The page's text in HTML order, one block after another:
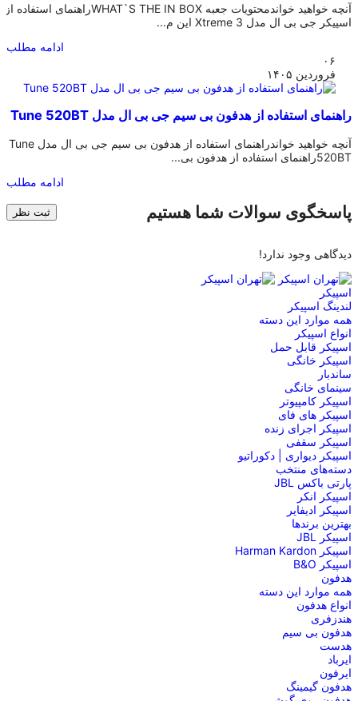
آنچه خواهید خواندمحتویات جعبه WHAT`S THE IN BOXراهنمای استفاده از
اسپیکر جی بی ال مدل Xtreme 3 این م...
ادامه مطلب
۰۶
فروردین ۱۴۰۵
راهنمای استفاده از هدفون بی‎ سیم جی بی ال مدل Tune 520BT
آنچه خواهید خواندراهنمای استفاده از هدفون بی‎ سیم جی بی ال مدل Tune
520BTراهنمای استفاده از هدفون بی...
ادامه مطلب
پاسخگوی سوالات شما هستیم ثبت نظر
دیدگاهی وجود ندارد!
اسپیکر
لندینگ اسپیکر
همه موارد این دسته
انواع اسپیکر
اسپیکر قابل حمل
اسپیکر خانگی
ساندبار
سینمای خانگی
اسپیکر کامپیوتر
اسپیکر های فای
اسپیکر اجرای زنده
اسپیکر سقفی
اسپیکر دیواری | دکوراتیو
دسته‌های منتخب
پارتی باکس JBL
اسپیکر انکر
اسپیکر ادیفایر
بهترین برندها
اسپیکر JBL
اسپیکر Harman Kardon
اسپیکر B&O
هدفون
همه موارد این دسته
انواع هدفون
هندزفری
هدفون بی سیم
هدست
ایرباد
ایرفون
هدفون گیمینگ